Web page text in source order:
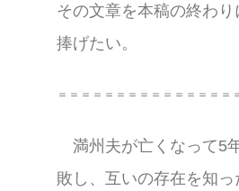
その文章を本稿の終わ
捧げたい。
＝＝＝＝＝＝＝＝＝＝＝＝＝＝
満州夫が亡くなって5
敗し、互いの存在を知